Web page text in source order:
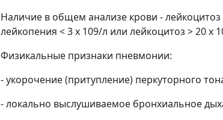
Наличие в общем анализе крови -
лейкопения < 3 х 109/л или лейкоцитоз > 20
Физикальные признаки пневмонии:
- укорочение (притупление) перкуторного
- локально выслушиваемое бронхиальное